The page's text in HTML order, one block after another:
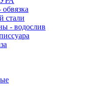
стали
- водослив